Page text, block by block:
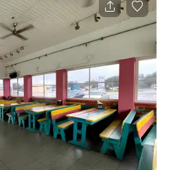
salle familiale et un